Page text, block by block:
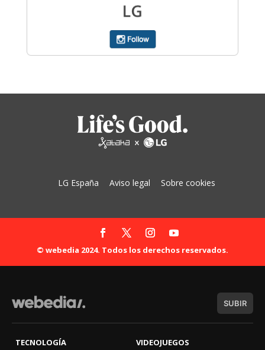
LG España Aviso legal Sobre cookies
© webedia 2024. Todos los derechos reservados.
SUBIR
TECNOLOGÍA
VIDEOJUEGOS